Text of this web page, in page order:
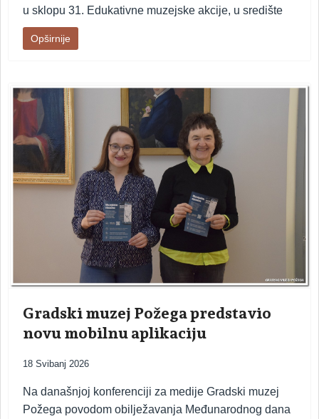
u sklopu 31. Edukativne muzejske akcije, u središte
Opširnije
Gradski muzej Požega predstavio
novu mobilnu aplikaciju
18 Svibanj 2026
Na današnjoj konferenciji za medije Gradski muzej
Požega povodom obilježavanja Međunarodnog dana